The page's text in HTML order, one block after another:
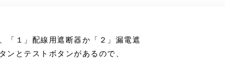
「１」配線用遮断器か「２」漏電遮
ンとテストボタンがあるので、